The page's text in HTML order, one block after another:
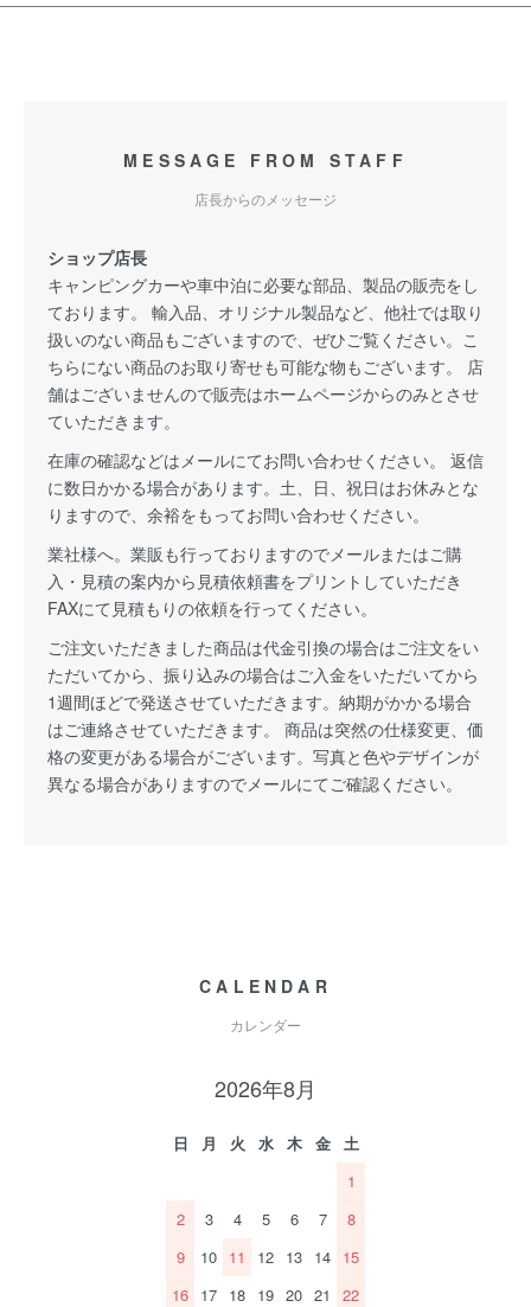
MESSAGE FROM STAFF
店長からのメッセージ
ショップ店長
キャンピングカーや車中泊に必要な部品、製品の販売をし
ております。 輸入品、オリジナル製品など、他社では取り
扱いのない商品もございますので、ぜひご覧ください。こ
ちらにない商品のお取り寄せも可能な物もございます。 店
舗はございませんので販売はホームページからのみとさせ
ていただきます。
在庫の確認などはメールにてお問い合わせください。 返信
に数日かかる場合があります。土、日、祝日はお休みとな
りますので、余裕をもってお問い合わせください。
業社様へ。業販も行っておりますのでメールまたはご購
入・見積の案内から見積依頼書をプリントしていただき
FAXにて見積もりの依頼を行ってください。
ご注文いただきました商品は代金引換の場合はご注文をい
ただいてから、振り込みの場合はご入金をいただいてから
1週間ほどで発送させていただきます。納期がかかる場合
はご連絡させていただきます。 商品は突然の仕様変更、価
格の変更がある場合がございます。写真と色やデザインが
異なる場合がありますのでメールにてご確認ください。
CALENDAR
カレンダー
2026年8月
日 月 火 水 木 金
土
1
2
3 4 5 6 7
8
9
10 11 12 13 14 15
16 17 18 19 20 21
22